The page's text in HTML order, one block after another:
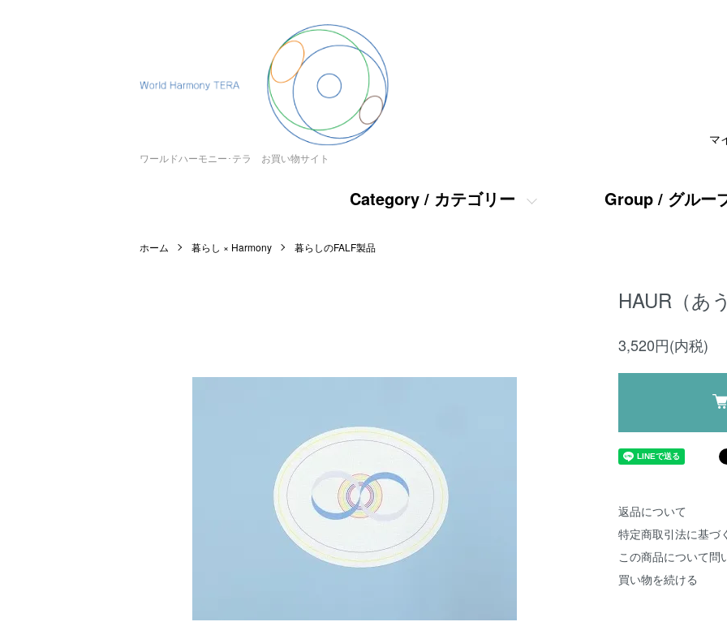
ワールドハーモニー･テラ お買い物サイト
Category / カテゴリー Group / グルー
マ
ホーム 暮らし × Harmony 暮らしのFALF製品
HAUR（あ
3,520円(内税)
返品について
特定商取引法に基づ
この商品について問
買い物を続ける